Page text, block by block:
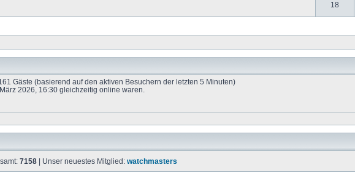
18
Gäste (basierend auf den aktiven Besuchern der letzten 5 Minuten)
2026, 16:30 gleichzeitig online waren.
7158 | Unser neuestes Mitglied: watchmasters